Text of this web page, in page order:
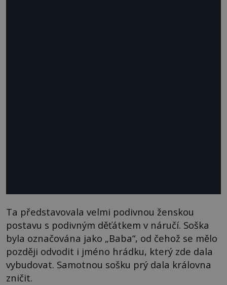
Ta představovala velmi podivnou ženskou
postavu s podivným děťátkem v náručí. Soška
byla označována jako „Baba“, od čehož se mělo
později odvodit i jméno hrádku, který zde dala
vybudovat. Samotnou sošku prý dala královna
zničit.